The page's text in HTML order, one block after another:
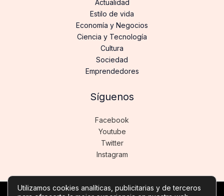
Actualidad
Estilo de vida
Economía y Negocios
Ciencia y Tecnología
Cultura
Sociedad
Emprendedores
Síguenos
Facebook
Youtube
Twitter
Instagram
Utilizamos cookies analíticas, publicitarias y de terceros